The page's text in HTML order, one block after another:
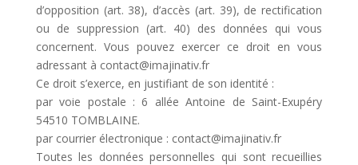
d’opposition (art. 38), d’accès (art. 39), de rectification
ou de suppression (art. 40) des données qui vous
concernent. Vous pouvez exercer ce droit en vous
adressant à contact@imajinativ.fr
Ce droit s’exerce, en justifiant de son identité :
par voie postale : 6 allée Antoine de Saint-Exupéry
54510 TOMBLAINE.
par courrier électronique : contact@imajinativ.fr
Toutes les données personnelles qui sont recueillies